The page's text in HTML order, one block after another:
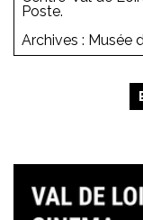
Poste.
Archives : Musée